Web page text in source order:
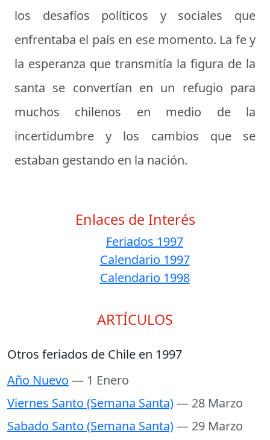
los desafíos políticos y sociales que
enfrentaba el país en ese momento. La fe y
la esperanza que transmitía la figura de la
santa se convertían en un refugio para
muchos chilenos en medio de la
incertidumbre y los cambios que se
estaban gestando en la nación.
Enlaces de Interés
Feriados 1997
Calendario 1997
Calendario 1998
ARTÍCULOS
Otros feriados de Chile en 1997
Año Nuevo — 1 Enero
Viernes Santo (Semana Santa)— 28 Marzo
Sabado Santo (Semana Santa)— 29 Marzo